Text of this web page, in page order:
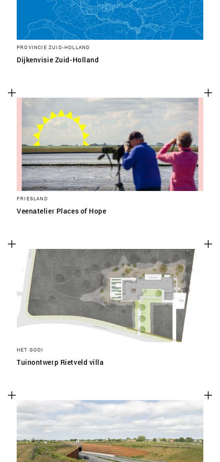
PROVINCIE ZUID-HOLLAND
Dijkenvisie Zuid-Holland
FRIESLAND
Veenatelier Places of Hope
HET GOOI
Tuinontwerp Rietveld villa